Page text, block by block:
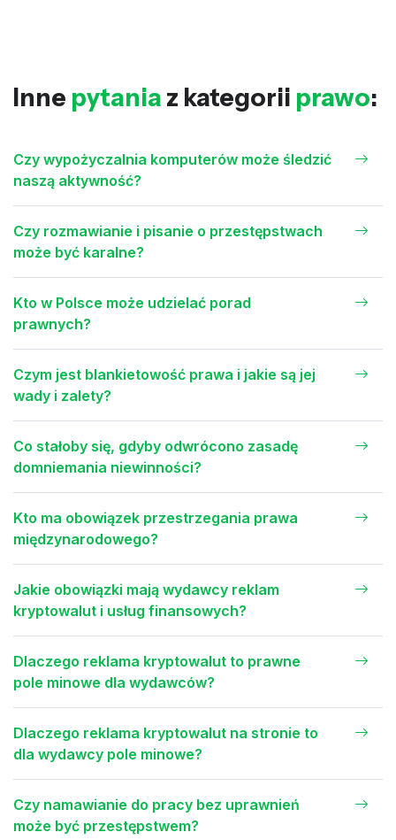
Inne pytania z kategorii prawo:
Czy wypożyczalnia komputerów może śledzić
naszą aktywność?
Czy rozmawianie i pisanie o przestępstwach
może być karalne?
Kto w Polsce może udzielać porad
prawnych?
Czym jest blankietowość prawa i jakie są jej
wady i zalety?
Co stałoby się, gdyby odwrócono zasadę
domniemania niewinności?
Kto ma obowiązek przestrzegania prawa
międzynarodowego?
Jakie obowiązki mają wydawcy reklam
kryptowalut i usług finansowych?
Dlaczego reklama kryptowalut to prawne
pole minowe dla wydawców?
Dlaczego reklama kryptowalut na stronie to
dla wydawcy pole minowe?
Czy namawianie do pracy bez uprawnień
może być przestępstwem?